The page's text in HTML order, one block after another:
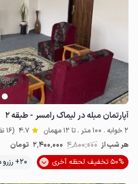
آپارتمان مبله در لیماک رامسر - طبقه ۲
2 خوابه . 100 متر . تا 12 مهمان 4.7 (16 نظر)
هر شب از 4٬800٬000 2٬400٬000 تومان
50% تخفیف لحظه آخری
20+ رزرو موفق